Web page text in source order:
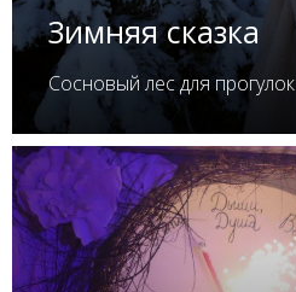
Зимняя сказка
Сосновый лес для прогулок